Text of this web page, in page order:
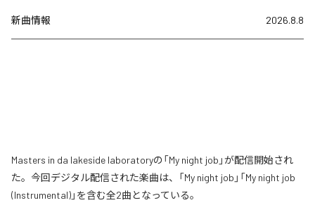
新曲情報 2026.8.8
Masters in da lakeside laboratoryの「My night job」が配信開始され
た。今回デジタル配信された楽曲は、「My night job」「My night job
(Instrumental)」を含む全2曲となっている。